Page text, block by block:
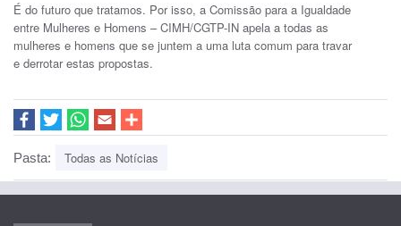
É do futuro que tratamos. Por isso, a Comissão para a Igualdade
entre Mulheres e Homens – CIMH/CGTP-IN apela a todas as
mulheres e homens que se juntem a uma luta comum para travar
e derrotar estas propostas.
Pasta: Todas as Notícias